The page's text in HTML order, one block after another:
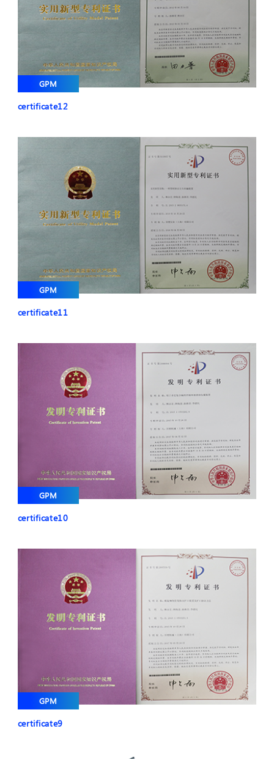
GPM
certificate12
GPM
certificate11
GPM
certificate10
GPM
certificate9